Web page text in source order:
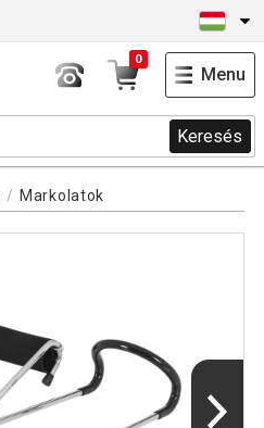
Keresés
0
Menu
Markolatok